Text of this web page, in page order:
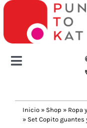
Saltar
contenido
Toggle
Tazas y botellas
Inicio » Shop » Ropa
» Set Copito guantes